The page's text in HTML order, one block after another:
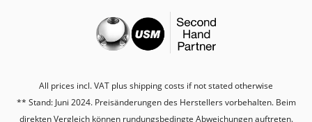
All prices incl. VAT plus shipping costs if not stated otherwise
** Stand: Juni 2024. Preisänderungen des Herstellers vorbehalten. Beim
direkten Vergleich können rundungsbedingte Abweichungen auftreten.